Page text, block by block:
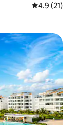
औसत रेटिंग 5
4.9 (21)